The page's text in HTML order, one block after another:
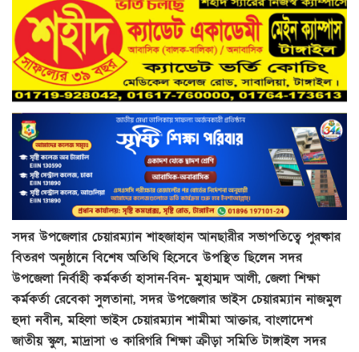
সদর উপজেলার চেয়ারম্যান শাহজাহান আনছারীর সভাপতিত্বে পুরষ্কার
বিতরণ অনুষ্ঠানে বিশেষ অতিথি হিসেবে উপস্থিত ছিলেন সদর
উপজেলা নির্বাহী কর্মকর্তা হাসান-বিন- মুহাম্মদ আলী, জেলা শিক্ষা
কর্মকর্তা রেবেকা সুলতানা, সদর উপজেলার ভাইস চেয়ারম্যান নাজমুল
হুদা নবীন, মহিলা ভাইস চেয়ারম্যান শামীমা আক্তার, বাংলাদেশ
জাতীয় স্কুল, মাদ্রাসা ও কারিগরি শিক্ষা ক্রীড়া সমিতি টাঙ্গাইল সদর